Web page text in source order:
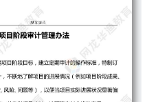
2020-12-22